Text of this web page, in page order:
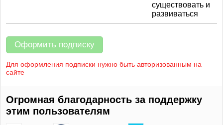
существовать и
развиваться
Оформить подписку
Для оформления подписки нужно быть авторизованным на
сайте
Огромная благодарность за поддержку
этим пользователям